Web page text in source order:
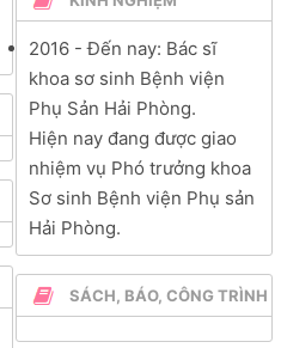
2016 - Đến nay: Bác sĩ
khoa sơ sinh Bệnh viện
Phụ Sản Hải Phòng.
Hiện nay đang được giao
nhiệm vụ Phó trưởng khoa
Sơ sinh Bệnh viện Phụ sản
Hải Phòng.
SÁCH, BÁO, CÔNG TRÌNH
NGHIÊN CỨU